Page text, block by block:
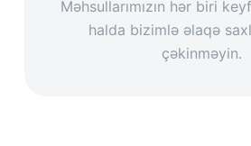
Məhsullarımızın hər biri
halda bizimlə əlaqə
çəkinməyin.